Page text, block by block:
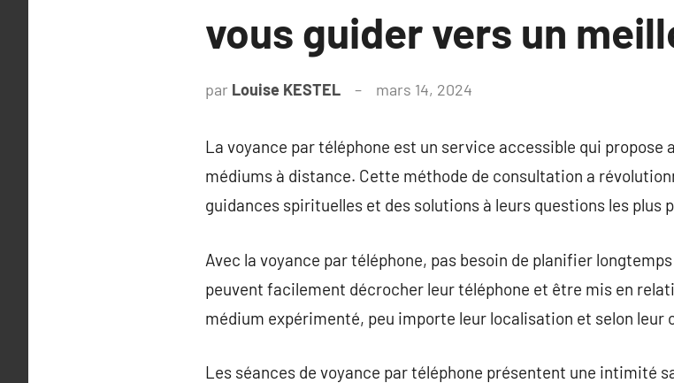
vous guider vers un
par Louise KESTEL mars 14, 2024
La voyance par téléphone est un service accessible qui propose
médiums à distance. Cette méthode de consultation a
guidances spirituelles et des solutions à leurs questions les plus
Avec la voyance par téléphone, pas besoin de planifier
peuvent facilement décrocher leur téléphone et être mis en
médium expérimenté, peu importe leur localisation et selon leur
Les séances de voyance par téléphone présentent une intimité